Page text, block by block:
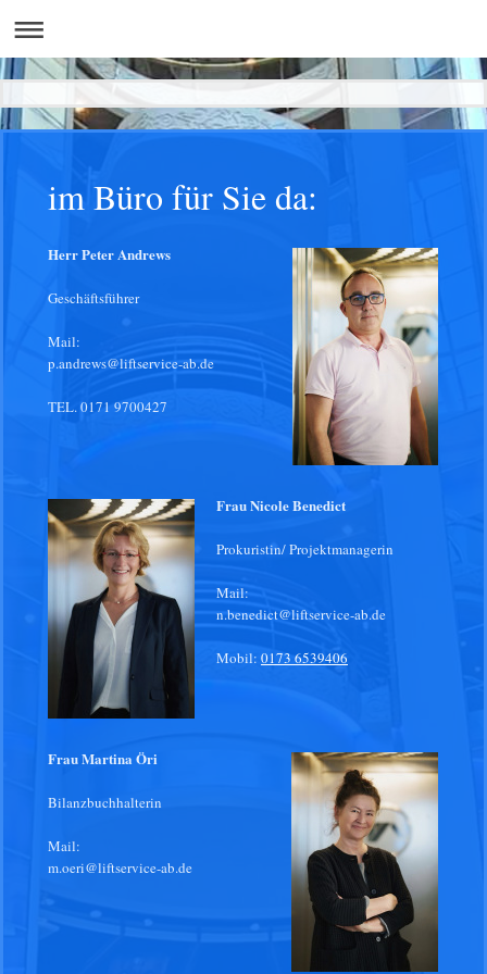
im Büro für Sie da:
Herr Peter Andrews
Geschäftsführer
Mail:
p.andrews@liftservice-ab.de
TEL. 0171 9700427
Frau Nicole Benedict
Prokuristin/ Projektmanagerin
Mail:
n.benedict@liftservice-ab.de
Mobil: 0173 6539406
Frau Martina Öri
Bilanzbuchhalterin
Mail:
m.oeri@liftservice-ab.de